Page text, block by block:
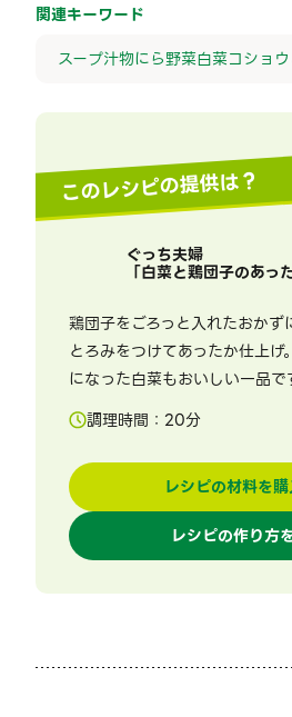
関連キーワード
スープ汁物にら野菜白菜コショウ
このレシピの提供は？
ぐっち夫婦
「白菜と鶏団子のあっ
鶏団子をごろっと入れたおかず
とろみをつけてあったか仕上げ
になった白菜もおいしい一品で
調理時間： 20分
レシピの材料を
レシピの作り方